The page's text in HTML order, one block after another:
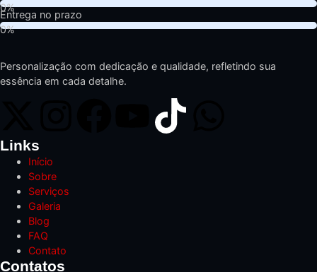
Entrega no prazo
Personalização com dedicação e qualidade, refletindo sua
essência em cada detalhe.
Links
Início
Sobre
Serviços
Galeria
Blog
FAQ
Contato
Contatos